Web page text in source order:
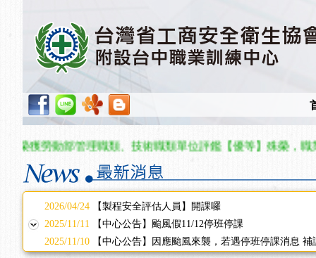
勞動部管理職類、技術職類單位評鑑【優等】殊榮，職業安
2025/08/12
【中心公告】因應颱風來襲，若遇停班停課消息
2025/07/06【中心公告】颱風假114/07/07停班停課
2025/06/06 【進修課程】～～前導課程看這邊推出囉～～
2025/05/29
【進修課程】前導課程推出公告！
2025/04/28【進修課程】要怎麼進修自我？課程百百種選擇好
2025/01/21「高壓氣體製造安全主任」、「隧道等襯砌作業主
2026/07/15【免費研習】115年製造業危害預防職場安衛法令
2026/07/08
【中心公告】因應颱風來襲，若遇停班停課消息
2026/05/06【產業人才投資】06/03-06/08堆高機課程，政府出
2026/04/24 【製程安全評估人員】開課囉
2025/11/11 【中心公告】颱風假11/12停班停課
2025/11/10 【中心公告】因應颱風來襲，若遇停班停課消息